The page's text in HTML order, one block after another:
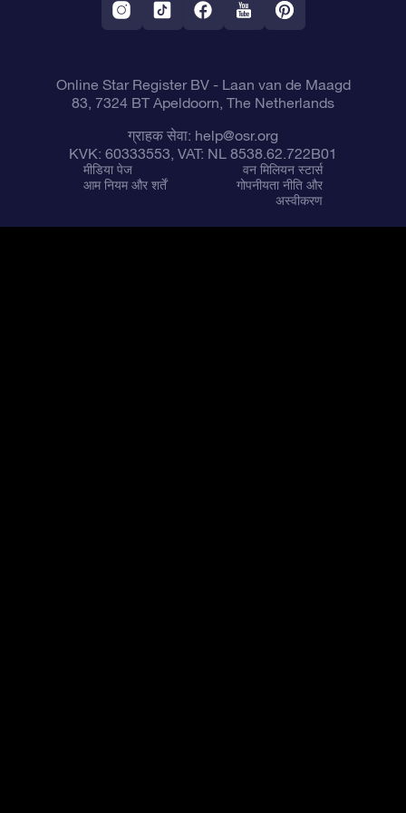
Online Star Register BV- Laan van de Maagd
83, 7324 BT Apeldoorn, The Netherlands
ग्राहक सेवा: help@osr.org
KVK: 60333553, VAT: NL 8538.62.722B01
मीडिया पेज
वन मिलियन स्टार्स
आम नियम और शर्तें
गोपनीयता नीति और
अस्वीकरण